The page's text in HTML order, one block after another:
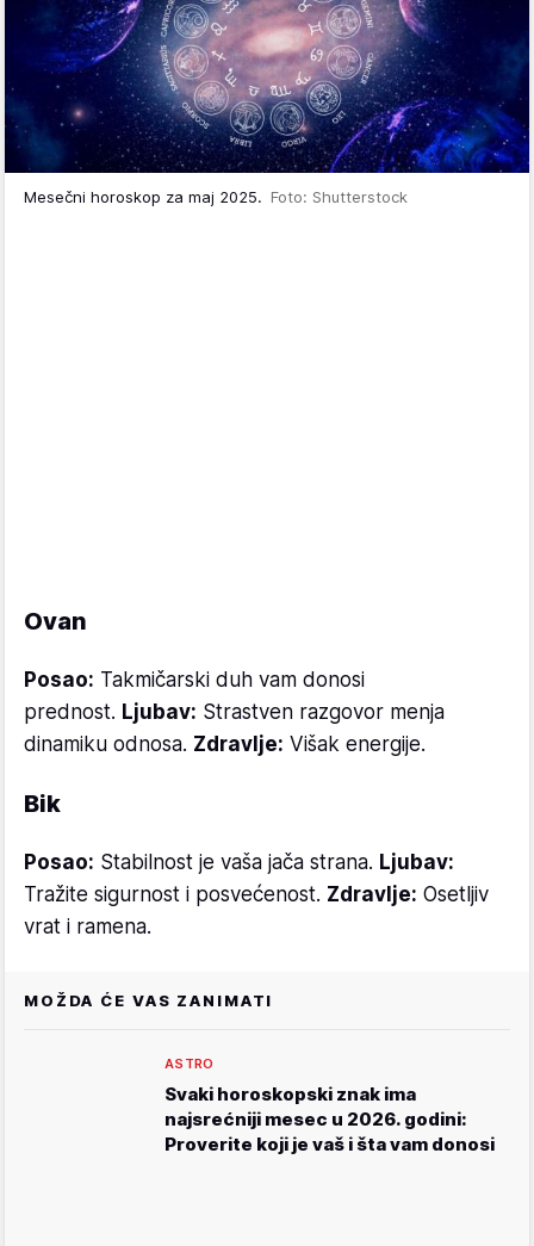
Mesečni horoskop za maj 2025. Foto: Shutterstock
Ovan
Posao: Takmičarski duh vam donosi
prednost. Ljubav: Strastven razgovor menja
dinamiku odnosa. Zdravlje: Višak energije.
Bik
Posao: Stabilnost je vaša jača strana. Ljubav:
Tražite sigurnost i posvećenost. Zdravlje: Osetljiv
vrat i ramena.
MOŽDA ĆE VAS ZANIMATI
ASTRO
Svaki horoskopski znak ima
najsrećniji mesec u 2026. godini:
Proverite koji je vaš i šta vam donosi